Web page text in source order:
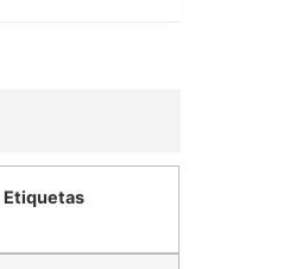
Etiquetas